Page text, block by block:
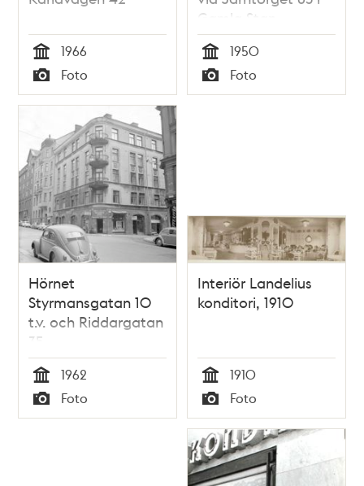
Tid
1966
Typ
Foto
Gamla Stan
Tid
1950
Typ
Foto
Hörnet
Styrmansgatan 10
t.v. och Riddargatan
35
Tid
1962
Typ
Foto
Interiör Landelius
konditori, 1910
Tid
1910
Typ
Foto